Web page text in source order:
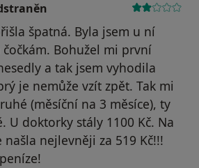
špatná. Byla jsem u ní
Bohužel mi první
a tak jsem vyhodila
je nemůže vzít zpět. Tak mi
(měsíční na 3 měsíce), ty
U doktorky stály 1100 Kč. Na
nejlevněji za 519 Kč!!!